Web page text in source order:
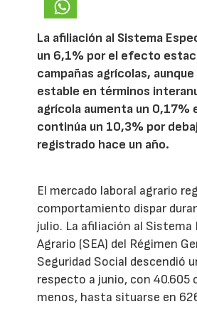
La afiliación al Sistema
un 6,1% por el efecto
campañas agrícolas,
estable en términos
agrícola aumenta un 0,17%
continúa un 10,3% por
registrado hace un año.
El mercado laboral agrario
comportamiento dispar
julio. La afiliación al Sistema
Agrario (SEA) del Régimen
Seguridad Social descendió
respecto a junio, con
menos, hasta situarse en